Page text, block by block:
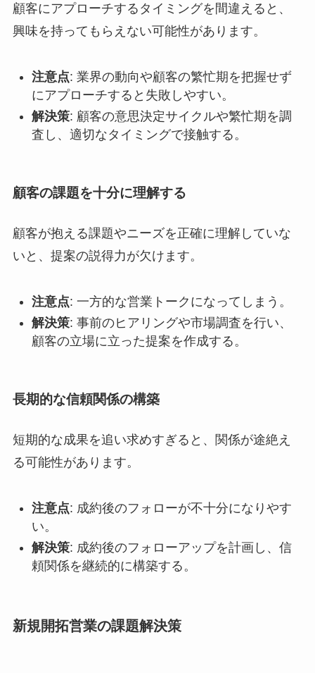
顧客にアプローチするタイミングを間違えると、
興味を持ってもらえない可能性があります。
注意点: 業界の動向や顧客の繁忙期を把握せず
にアプローチすると失敗しやすい。
解決策: 顧客の意思決定サイクルや繁忙期を調
査し、適切なタイミングで接触する。
顧客の課題を十分に理解する
顧客が抱える課題やニーズを正確に理解していな
いと、提案の説得力が欠けます。
注意点: 一方的な営業トークになってしまう。
解決策: 事前のヒアリングや市場調査を行い、
顧客の立場に立った提案を作成する。
長期的な信頼関係の構築
短期的な成果を追い求めすぎると、関係が途絶え
る可能性があります。
注意点: 成約後のフォローが不十分になりやす
い。
解決策: 成約後のフォローアップを計画し、信
頼関係を継続的に構築する。
新規開拓営業の課題解決策